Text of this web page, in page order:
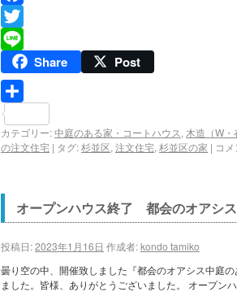
Facebook
Twitter
Line
Share Post
有
カテゴリー:中庭のある家・コートハウス, 木造（W
の注文住宅 | タグ:杉並区, 注文住宅, 杉並区の家 | コ
オープンハウス終了 都会のオアシ
投稿日:2023年1月16日 作成者:kondo tamiko
曇り空の中、開催致しました『都会のオアシス中庭
ました。皆様、ありがとうございました。 オープン